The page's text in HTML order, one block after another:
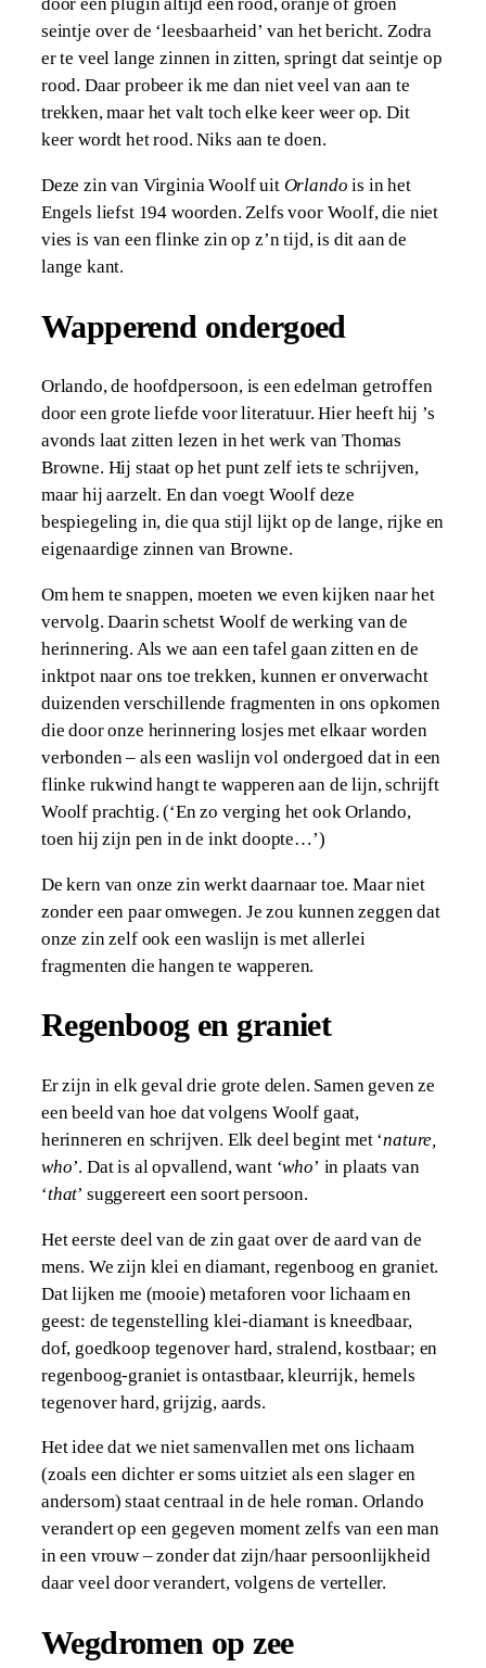
door een plugin altijd een rood, oranje of groen
seintje over de ‘leesbaarheid’ van het bericht. Zodra
er te veel lange zinnen in zitten, springt dat seintje op
rood. Daar probeer ik me dan niet veel van aan te
trekken, maar het valt toch elke keer weer op. Dit
keer wordt het rood. Niks aan te doen.
Deze zin van Virginia Woolf uit Orlandois in het
Engels liefst 194 woorden. Zelfs voor Woolf, die niet
vies is van een flinke zin op z’n tijd, is dit aan de
lange kant.
Wapperend ondergoed
Orlando, de hoofdpersoon, is een edelman getroffen
door een grote liefde voor literatuur. Hier heeft hij ’s
avonds laat zitten lezen in het werk van Thomas
Browne. Hij staat op het punt zelf iets te schrijven,
maar hij aarzelt. En dan voegt Woolf deze
bespiegeling in, die qua stijl lijkt op de lange, rijke en
eigenaardige zinnen van Browne.
Om hem te snappen, moeten we even kijken naar het
vervolg. Daarin schetst Woolf de werking van de
herinnering. Als we aan een tafel gaan zitten en de
inktpot naar ons toe trekken, kunnen er onverwacht
duizenden verschillende fragmenten in ons opkomen
die door onze herinnering losjes met elkaar worden
verbonden – als een waslijn vol ondergoed dat in een
flinke rukwind hangt te wapperen aan de lijn, schrijft
Woolf prachtig. (‘En zo verging het ook Orlando,
toen hij zijn pen in de inkt doopte…’)
De kern van onze zin werkt daarnaar toe. Maar niet
zonder een paar omwegen. Je zou kunnen zeggen dat
onze zin zelf ook een waslijn is met allerlei
fragmenten die hangen te wapperen.
Regenboog en graniet
Er zijn in elk geval drie grote delen. Samen geven ze
een beeld van hoe dat volgens Woolf gaat,
herinneren en schrijven. Elk deel begint met ‘nature,
who’. Dat is al opvallend, want ‘who’ in plaats van
‘that’ suggereert een soort persoon.
Het eerste deel van de zin gaat over de aard van de
mens. We zijn klei en diamant, regenboog en graniet.
Dat lijken me (mooie) metaforen voor lichaam en
geest: de tegenstelling klei-diamant is kneedbaar,
dof, goedkoop tegenover hard, stralend, kostbaar; en
regenboog-graniet is ontastbaar, kleurrijk, hemels
tegenover hard, grijzig, aards.
Het idee dat we niet samenvallen met ons lichaam
(zoals een dichter er soms uitziet als een slager en
andersom) staat centraal in de hele roman. Orlando
verandert op een gegeven moment zelfs van een man
in een vrouw – zonder dat zijn/haar persoonlijkheid
daar veel door verandert, volgens de verteller.
Wegdromen op zee